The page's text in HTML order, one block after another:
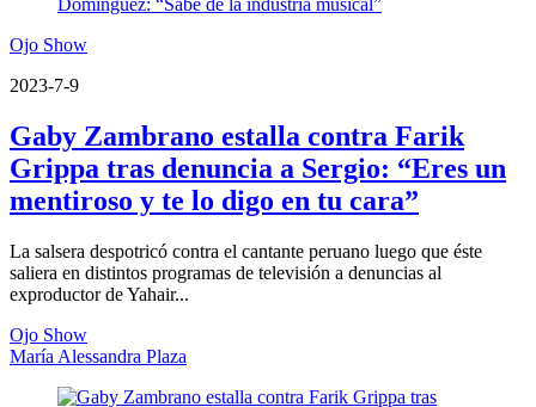
Ojo Show
2023-7-9
Gaby Zambrano estalla contra Farik
Grippa tras denuncia a Sergio: “Eres un
mentiroso y te lo digo en tu cara”
La salsera despotricó contra el cantante peruano luego que éste
saliera en distintos programas de televisión a denuncias al
exproductor de Yahair...
Ojo Show
María Alessandra Plaza